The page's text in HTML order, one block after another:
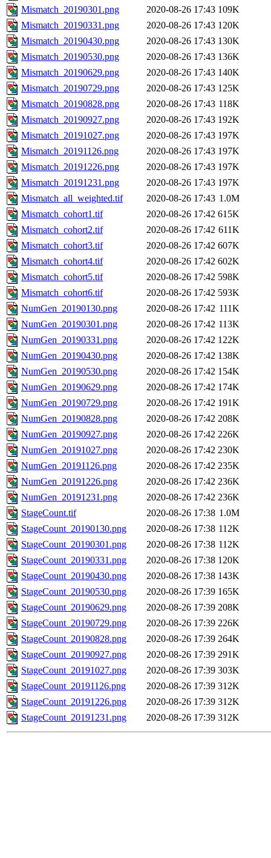
Mismatch_20190301.png
2020-08-26 17:43 109K
Mismatch_20190331.png
2020-08-26 17:43 120K
Mismatch_20190430.png
2020-08-26 17:43 130K
Mismatch_20190530.png
2020-08-26 17:43 136K
Mismatch_20190629.png
2020-08-26 17:43 140K
Mismatch_20190729.png
2020-08-26 17:43 125K
Mismatch_20190828.png
2020-08-26 17:43 118K
Mismatch_20190927.png
2020-08-26 17:43 192K
Mismatch_20191027.png
2020-08-26 17:43 197K
Mismatch_20191126.png
2020-08-26 17:43 197K
Mismatch_20191226.png
2020-08-26 17:43 197K
Mismatch_20191231.png
2020-08-26 17:43 197K
Mismatch_all_weighted.tif
2020-08-26 17:43 1.0M
Mismatch_cohort1.tif
2020-08-26 17:42 615K
Mismatch_cohort2.tif
2020-08-26 17:42 611K
Mismatch_cohort3.tif
2020-08-26 17:42 607K
Mismatch_cohort4.tif
2020-08-26 17:42 602K
Mismatch_cohort5.tif
2020-08-26 17:42 598K
Mismatch_cohort6.tif
2020-08-26 17:42 593K
NumGen_20190130.png
2020-08-26 17:42 111K
NumGen_20190301.png
2020-08-26 17:42 113K
NumGen_20190331.png
2020-08-26 17:42 122K
NumGen_20190430.png
2020-08-26 17:42 138K
NumGen_20190530.png
2020-08-26 17:42 154K
NumGen_20190629.png
2020-08-26 17:42 174K
NumGen_20190729.png
2020-08-26 17:42 191K
NumGen_20190828.png
2020-08-26 17:42 208K
NumGen_20190927.png
2020-08-26 17:42 226K
NumGen_20191027.png
2020-08-26 17:42 230K
NumGen_20191126.png
2020-08-26 17:42 235K
NumGen_20191226.png
2020-08-26 17:42 236K
NumGen_20191231.png
2020-08-26 17:42 236K
StageCount.tif
2020-08-26 17:38 1.0M
StageCount_20190130.png
2020-08-26 17:38 112K
StageCount_20190301.png
2020-08-26 17:38 112K
StageCount_20190331.png
2020-08-26 17:38 120K
StageCount_20190430.png
2020-08-26 17:38 143K
StageCount_20190530.png
2020-08-26 17:39 165K
StageCount_20190629.png
2020-08-26 17:39 208K
StageCount_20190729.png
2020-08-26 17:39 226K
StageCount_20190828.png
2020-08-26 17:39 264K
StageCount_20190927.png
2020-08-26 17:39 291K
StageCount_20191027.png
2020-08-26 17:39 303K
StageCount_20191126.png
2020-08-26 17:39 312K
StageCount_20191226.png
2020-08-26 17:39 312K
StageCount_20191231.png
2020-08-26 17:39 312K